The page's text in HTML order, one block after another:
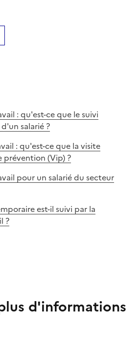
: qu'est-ce que le suivi
salarié ?
: qu'est-ce que la visite
(Vip) ?
pour un salarié du secteur
est-il suivi par la
?
d'informations